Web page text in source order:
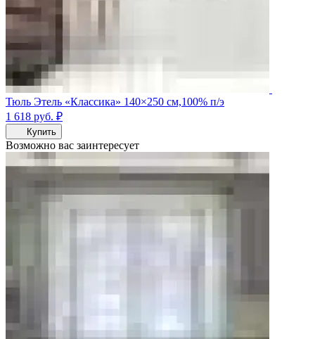
Тюль Этель «Классика» 140×250 см,100% п/э
1 618 руб. ₽
Купить
Возможно вас заинтересует